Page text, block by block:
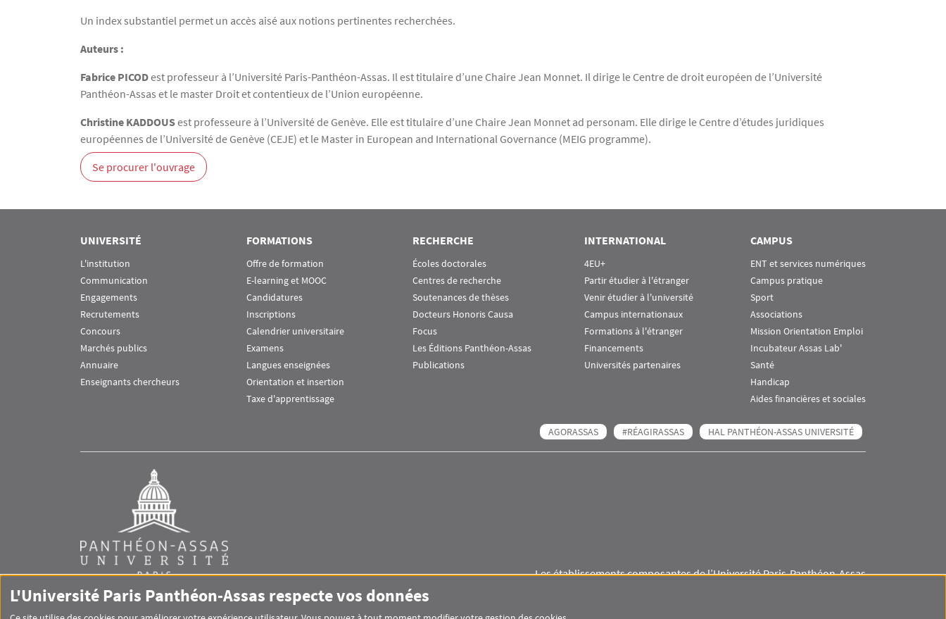
Un index substantiel permet un accès aisé aux notions pertinentes recherchées.
Auteurs :
Fabrice PICODest professeur à l’Université Paris-Panthéon-Assas. Il est titulaire d’une Chaire Jean Monnet. Il dirige le Centre de droit européen de l’Université
Panthéon-Assas et le master Droit et contentieux de l’Union européenne.
Christine KADDOUSest professeure à l’Université de Genève. Elle est titulaire d’une Chaire Jean Monnet ad personam. Elle dirige le Centre d’études juridiques
européennes de l’Université de Genève (CEJE) et le Master in European and International Governance (MEIG programme).
Se procurer l'ouvrage
UNIVERSITÉ
L'institution
Communication
Engagements
Recrutements
Concours
Marchés publics
Annuaire
Enseignants chercheurs
FORMATIONS
Offre de formation
E-learning et MOOC
Candidatures
Inscriptions
Calendrier universitaire
Examens
Langues enseignées
Orientation et insertion
Taxe d'apprentissage
RECHERCHE
Écoles doctorales
Centres de recherche
Soutenances de thèses
Docteurs Honoris Causa
Focus
Les Éditions Panthéon-Assas
Publications
INTERNATIONAL
4EU+
Partir étudier à l'étranger
Venir étudier à l'université
Campus internationaux
Formations à l'étranger
Financements
Universités partenaires
CAMPUS
ENT et services numériques
Campus pratique
Sport
Associations
Mission Orientation Emploi
Incubateur Assas Lab'
Santé
Handicap
Aides financières et sociales
AGORASSAS #RÉAGIRASSAS HAL PANTHÉON-ASSAS UNIVERSITÉ
Les établissements composantes de l’Université Paris-Panthéon-Assas
L'Université Paris Panthéon-Assas respecte vos données